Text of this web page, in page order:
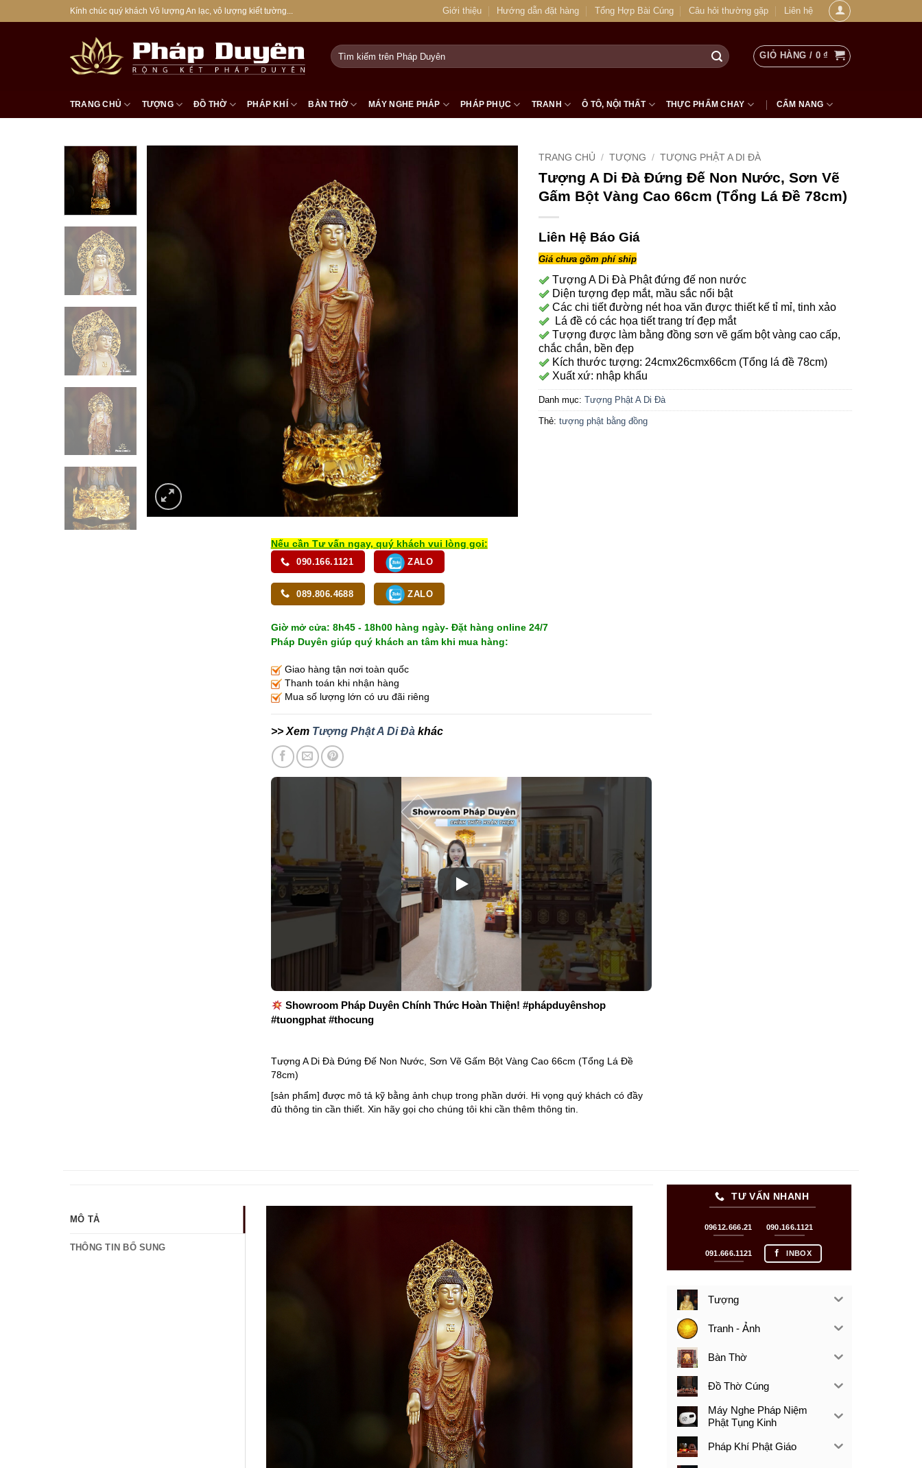
qua
Kính chúc quý khách Vô lượng An lạc, vô lượng kiết tường... Giới thiệu Hướng dẫn đặt hàng Tổng Hợp Bài Cúng Câu hỏi thường gặp Liên hệ
Tìm
kiếm:
GIỎ HÀNG / 0₫
TRANG CHỦ TƯỢNG ĐỒ THỜ PHÁP KHÍ BÀN THỜ MÁY NGHE PHÁP PHÁP PHỤC TRANH Ô TÔ, NỘI THẤT THỰC PHẨM CHAY CẨM NANG
TRANG CHỦ / TƯỢNG / TƯỢNG PHẬT A DI ĐÀ
Tượng A Di Đà Đứng Đế Non Nước, Sơn Vẽ
Gấm Bột Vàng Cao 66cm (Tổng Lá Đề 78cm)
Liên Hệ Báo Giá
Giá chưa gồm phí ship
Tượng A Di Đà Phật đứng đế non nước
Diện tượng đẹp mắt, mầu sắc nổi bật
Các chi tiết đường nét hoa văn được thiết kế tỉ mỉ, tinh xảo
Lá đề có các họa tiết trang trí đẹp mắt
Tượng được làm bằng đồng sơn vẽ gấm bột vàng cao cấp,
chắc chắn, bền đẹp
Kích thước tượng: 24cmx26cmx66cm (Tổng lá đề 78cm)
Xuất xứ: nhập khẩu
Danh mục: Tượng Phật A Di Đà
Thẻ: tượng phật bằng đồng
Nếu cần Tư vấn ngay, quý khách vui lòng gọi:
090.166.1121 ZALO
089.806.4688 ZALO
Giờ mở cửa: 8h45 - 18h00 hàng ngày- Đặt hàng online 24/7
Pháp Duyên giúp quý khách an tâm khi mua hàng:
Giao hàng tận nơi toàn quốc
Thanh toán khi nhận hàng
Mua số lượng lớn có ưu đãi riêng
>> Xem Tượng Phật A Di Đàkhác
Showroom Pháp Duyên Chính Thức Hoàn Thiện! #phápduyênshop
#tuongphat #thocung
Tượng A Di Đà Đứng Đế Non Nước, Sơn Vẽ Gấm Bột Vàng Cao 66cm (Tổng Lá Đề
78cm)
[sản phẩm] được mô tả kỹ bằng ảnh chụp trong phần dưới. Hi vọng quý khách có đầy
đủ thông tin cần thiết. Xin hãy gọi cho chúng tôi khi cần thêm thông tin.
MÔ TẢ
THÔNG TIN BỔ SUNG
TƯ VẤN NHANH
09612.666.21 090.166.1121
091.666.1121 INBOX
Tượng
Tranh - Ảnh
Bàn Thờ
Đồ Thờ Cúng
Máy Nghe Pháp Niệm
Phật Tụng Kinh
Pháp Khí Phật Giáo